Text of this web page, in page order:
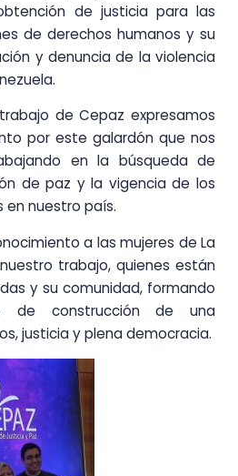
de justicia para las
de derechos humanos y su
y denuncia de la violencia
de Cepaz expresamos
por este galardón que nos
en la búsqueda de
de paz y la vigencia de los
nuestro país.
a las mujeres de La
trabajo, quienes están
y su comunidad, formando
de construcción de una
justicia y plena democracia.